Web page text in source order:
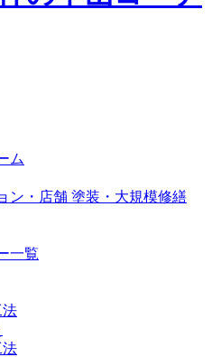
ム
ン・店舗 塗装・大規模修繕
一覧
法
法